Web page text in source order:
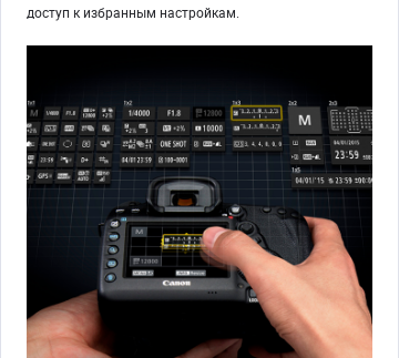
доступ к избранным настройкам.